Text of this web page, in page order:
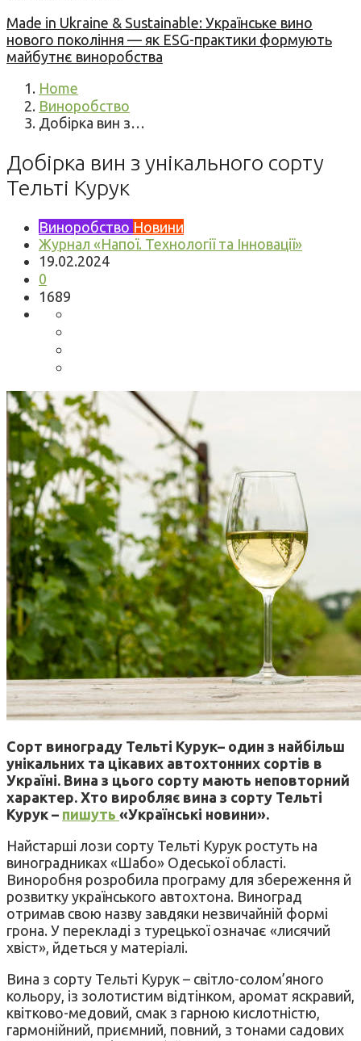
Made in Ukraine & Sustainable: Українське вино
нового покоління — як ESG-практики формують
майбутнє виноробства
Home
Виноробство
Добірка вин з…
Добірка вин з унікального сорту
Тельті Курук
Виноробство Новини
Журнал «Напої. Технології та Інновації»
19.02.2024
0
1689
Сорт винограду Тельті Курук– один з найбільш
унікальних та цікавих автохтонних сортів в
Україні. Вина з цього сорту мають неповторний
характер. Хто виробляє вина з сорту Тельті
Курук – пишуть «Українські новини».
Найстарші лози сорту Тельті Курук ростуть на
виноградниках «Шабо» Одеської області.
Виноробня розробила програму для збереження й
розвитку українського автохтона. Виноград
отримав свою назву завдяки незвичайній формі
грона. У перекладі з турецької означає «лисячий
хвіст», йдеться у матеріалі.
Вина з сорту Тельті Курук – світло-солом’яного
кольору, із золотистим відтінком, аромат яскравий,
квітково-медовий, смак з гарною кислотністю,
гармонійний, приємний, повний, з тонами садових